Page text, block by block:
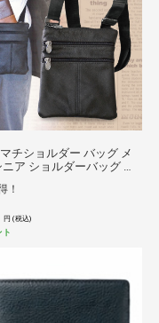
チショルダー バッグ メ
ニア ショルダーバッグ 肩
ウォーキング
！
円 (税込)